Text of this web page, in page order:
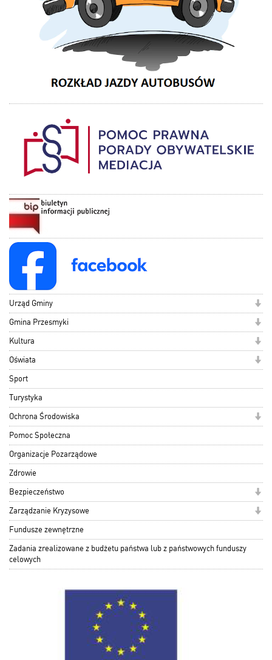
Urząd Gminy
Gmina Przesmyki
Kultura
Oświata
Sport
Turystyka
Ochrona Środowiska
Pomoc Społeczna
Organizacje Pozarządowe
Zdrowie
Bezpieczeństwo
Zarządzanie Kryzysowe
Fundusze zewnętrzne
Zadania zrealizowane z budżetu państwa lub z państwowych funduszy
celowych